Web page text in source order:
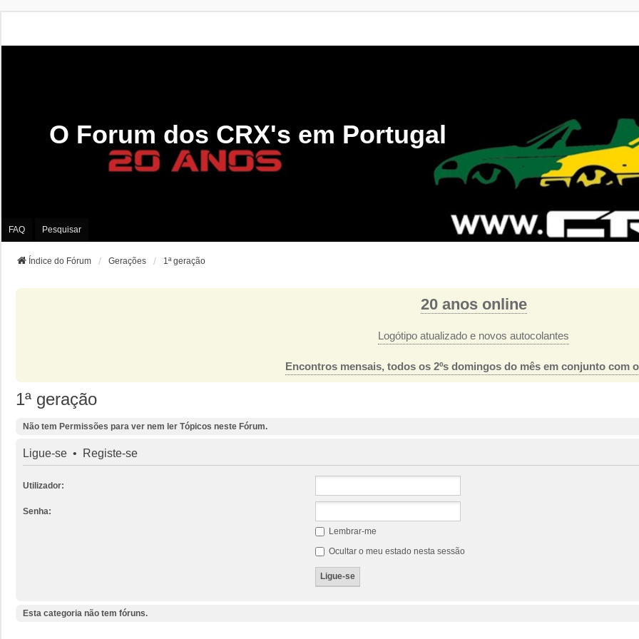
O Forum dos CRX's em Portugal
FAQ Pesquisar
Índice do Fórum Gerações 1ª geração
20 anos online
Logótipo atualizado e novos autocolantes
Encontros mensais, todos os 2ºs domingos do mês em conjunto com
1ª geração
Não tem Permissões para ver nem ler Tópicos neste Fórum.
Ligue-se • Registe-se
Utilizador:
Senha:
Lembrar-me
Ocultar o meu estado nesta sessão
Esta categoria não tem fóruns.